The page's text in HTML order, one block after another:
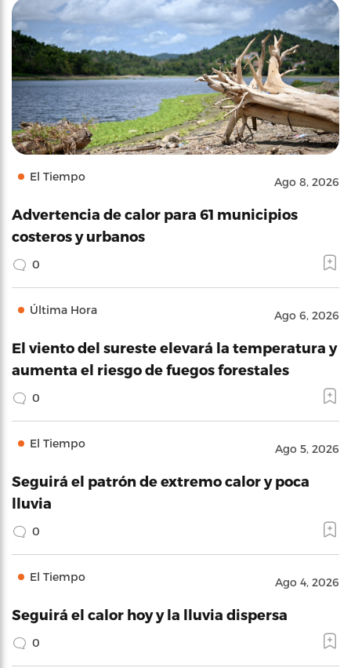
El Tiempo Ago 8, 2026
Advertencia de calor para 61 municipios
costeros y urbanos
0
Última Hora Ago 6, 2026
El viento del sureste elevará la temperatura y
aumenta el riesgo de fuegos forestales
0
El Tiempo Ago 5, 2026
Seguirá el patrón de extremo calor y poca
lluvia
0
El Tiempo Ago 4, 2026
Seguirá el calor hoy y la lluvia dispersa
0